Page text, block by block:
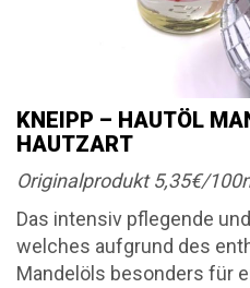
KNEIPP – HAUTÖL
HAUTZART
Originalprodukt 5,35€/
Das intensiv pflegende
welches aufgrund des
Mandelöls besonders für